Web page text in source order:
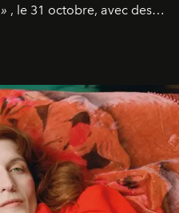
, le 31 octobre, avec des
en avril prochain.